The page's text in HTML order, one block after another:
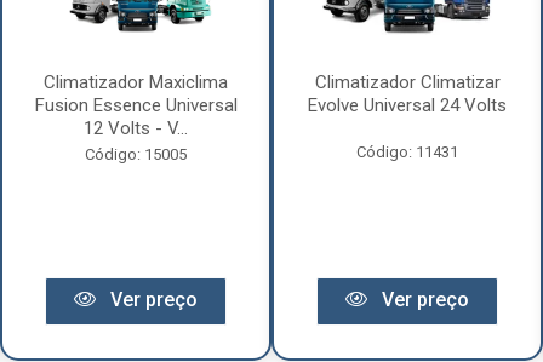
Climatizador Maxiclima
Fusion Essence Universal
12 Volts - V...
Código: 15005
Ver preço
Climatizador Climatizar
Evolve Universal 24 Volts
Código: 11431
Ver preço